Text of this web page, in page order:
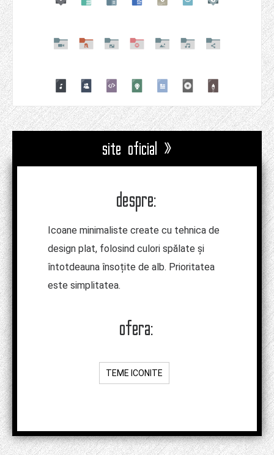
site oficial »
despre:
Icoane minimaliste create cu tehnica de
design plat, folosind culori spălate și
întotdeauna însoțite de alb. Prioritatea
este simplitatea.
ofera:
TEME ICONITE